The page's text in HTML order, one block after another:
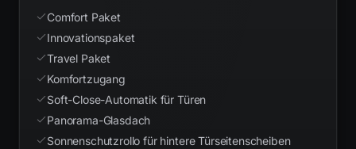
Comfort Paket
Innovationspaket
Travel Paket
Komfortzugang
Soft-Close-Automatik für Türen
Panorama-Glasdach
Sonnenschutzrollo für hintere Türseitenscheiben